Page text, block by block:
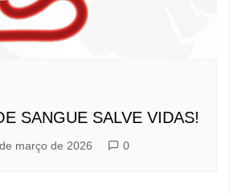
SANGUE SALVE VIDAS!
março de 2026 0